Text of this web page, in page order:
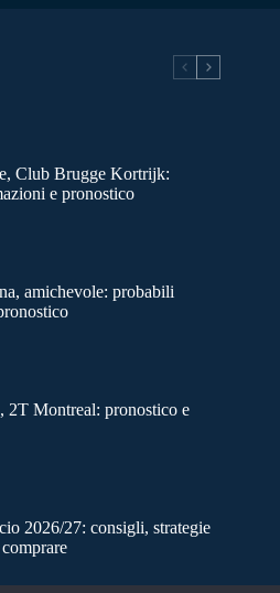
Club Brugge Kortrijk:
e pronostico
amichevole: probabili
2T Montreal: pronostico e
2026/27: consigli, strategie